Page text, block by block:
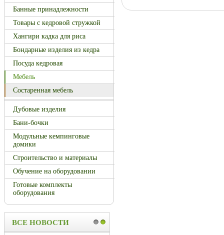
Банные принадлежности
Товары с кедровой стружкой
Хангири кадка для риса
Бондарные изделия из кедра
Посуда кедровая
Мебель
Состаренная мебель
Дубовые изделия
Бани-бочки
Модульные кемпинговые
домики
Строительство и материалы
Обучение на оборудовании
Готовые комплекты
оборудования
1 2
ВСЕ НОВОСТИ